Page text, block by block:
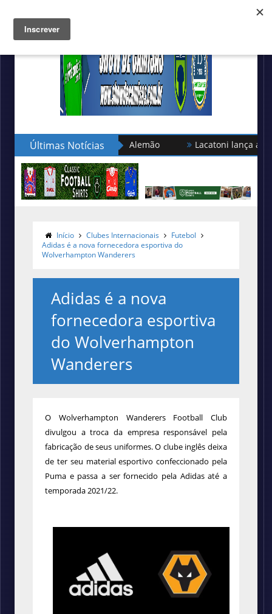
Últimas Notícias
no Campeonato Alemão Lacatoni lança as novas
Início Clubes Internacionais
Futebol
Adidas é a nova fornecedora esportiva do
Wolverhampton Wanderers
Adidas é a nova
fornecedora esportiva
do Wolverhampton
Wanderers
O Wolverhampton Wanderers Football Club
divulgou a troca da empresa responsável pela
fabricação de seus uniformes. O clube inglês deixa
de ter seu material esportivo confeccionado pela
Puma e passa a ser fornecido pela Adidas até a
temporada 2021/22.